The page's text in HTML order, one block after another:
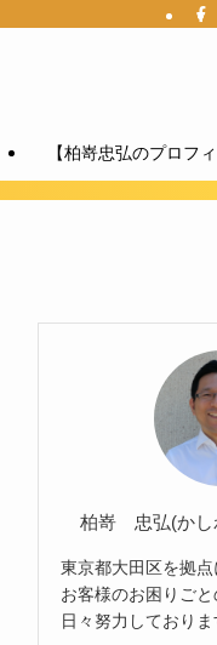
【柏嵜忠弘のプロフィ
柏嵜 忠弘(か
東京都大田区を拠
お客様のお困りごと
日々努力しておりま